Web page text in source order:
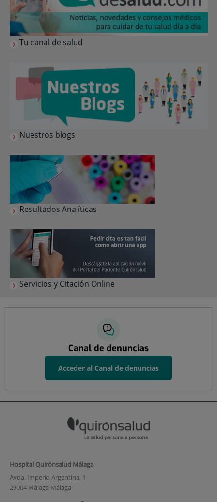
Tu canal de salud
Nuestros blogs
Resultados Analíticas
Servicios y Citación Online
Canal de denuncias
Acceder al Canal de denuncias
Hospital Quirónsalud Málaga
Avda. Imperio Argentina, 1
29004 Málaga Málaga